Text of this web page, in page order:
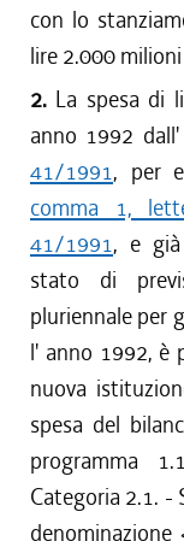
con lo
lire 2.000
2. La spesa di
anno 1992 dall'
41/1991, per
comma 1,
41/1991, e
stato di
pluriennale per
l' anno 1992, è
nuova
spesa del
programma
Categoria 2.1. -
denominazione